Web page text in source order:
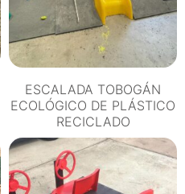
ESCALADA TOBOGÁN
ECOLÓGICO DE PLÁSTICO
RECICLADO